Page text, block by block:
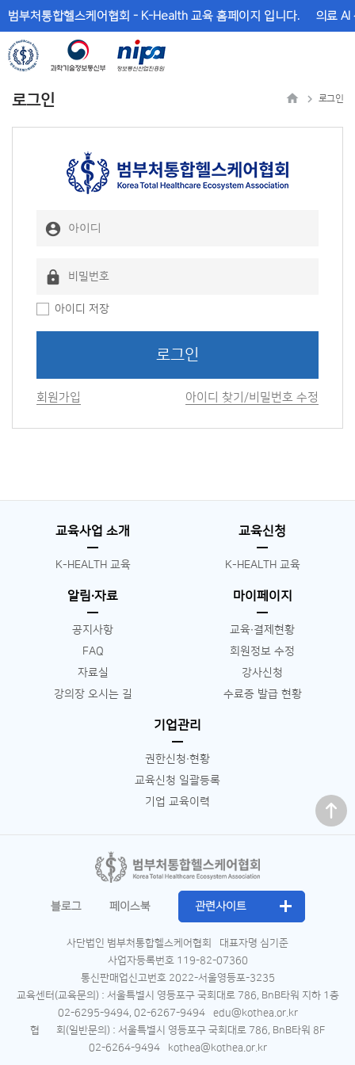
뉴
바
로
가
문
바
로
가
범부처통합헬스케어협회 - K-Health 교육 홈페이지 입니다. 의료 AI
로그인 로그인
아이디 저장
로그인
회원가입 아이디 찾기/비밀번호 수정
교육사업 소개
K-HEALTH 교육
교육신청
K-HEALTH 교육
알림∙자료
공지사항
FAQ
자료실
강의장 오시는 길
마이페이지
교육∙결제현황
회원정보 수정
강사신청
수료증 발급 현황
기업관리
권한신청∙현황
교육신청 일괄등록
기업 교육이력
맨 위로
블로그 페이스북 관련사이트
사단법인 범부처통합헬스케어협회
대표자명 심기준
사업자등록번호 119-82-07360
통신판매업신고번호 2022-서울영등포-3235
교육센터(교육문의) : 서울특별시 영등포구 국회대로 786, BnB타워 지하 1층
02-6295-9494, 02-6267-9494
edu@kothea.or.kr
협 회(일반문의) : 서울특별시 영등포구 국회대로 786, BnB타워 8F
02-6264-9494
kothea@kothea.or.kr